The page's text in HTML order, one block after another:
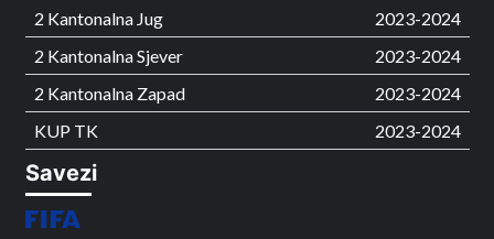
2 Kantonalna Jug
2023-2024
2 Kantonalna Sjever
2023-2024
2 Kantonalna Zapad
2023-2024
KUP TK
2023-2024
Savezi